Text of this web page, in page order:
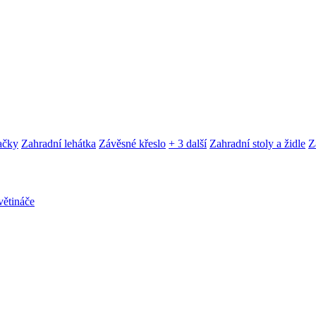
Zahradní lehátka Závěsné křeslo + 3 další Zahradní stoly a židle